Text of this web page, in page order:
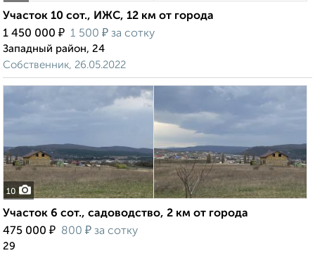
Участок 10 сот., ИЖС, 12 км от города
1 450 000 ₽ 1 500 ₽ за сотку
Западный район, 24
Собственник, 26.05.2022
10
Участок 6 сот., садоводство, 2 км от города
475 000 ₽ 800 ₽ за сотку
29